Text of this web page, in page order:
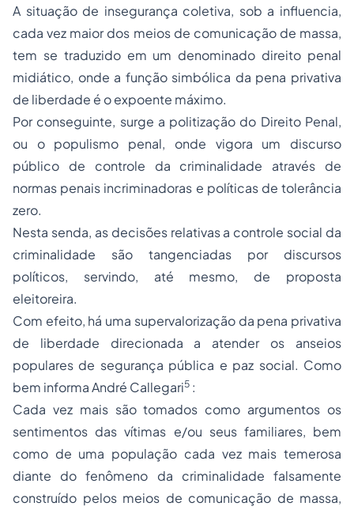
A situação de insegurança coletiva, sob a influencia,
cada vez maior dos meios de comunicação de massa,
tem se traduzido em um denominado direito penal
midiático, onde a função simbólica da pena privativa
de liberdade é o expoente máximo.
Por conseguinte, surge a politização do Direito Penal,
ou o populismo penal, onde vigora um discurso
público de controle da criminalidade através de
normas penais incriminadoras e políticas de tolerância
zero.
Nesta senda, as decisões relativas a controle social da
criminalidade são tangenciadas por discursos
políticos, servindo, até mesmo, de proposta
eleitoreira.
Com efeito, há uma supervalorização da pena privativa
de liberdade direcionada a atender os anseios
populares de segurança pública e paz social. Como
bem informa André Callegari5 :
Cada vez mais são tomados como argumentos os
sentimentos das vítimas e/ou seus familiares, bem
como de uma população cada vez mais temerosa
diante do fenômeno da criminalidade falsamente
construído pelos meios de comunicação de massa,